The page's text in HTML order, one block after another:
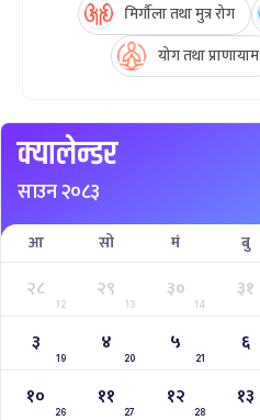
मिर्गौला तथा मुत्र रोग
योग तथा प्राणायाम
क्यालेन्डर
साउन २०८३
आ सो मं बु
२८
12
२९
13
३०
14
३१
३
19
४
20
५
21
६
१०
26
११
27
१२
28
१३